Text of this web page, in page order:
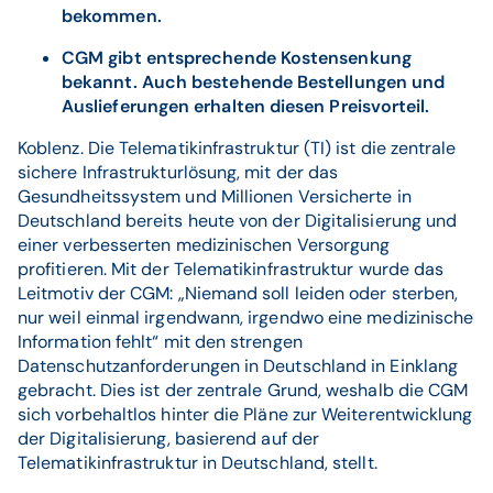
bekommen.
CGM gibt entsprechende Kostensenkung
bekannt. Auch bestehende Bestellungen und
Auslieferungen erhalten diesen Preisvorteil.
Koblenz. Die Telematikinfrastruktur (TI) ist die zentrale
sichere Infrastrukturlösung, mit der das
Gesundheitssystem und Millionen Versicherte in
Deutschland bereits heute von der Digitalisierung und
einer verbesserten medizinischen Versorgung
profitieren. Mit der Telematikinfrastruktur wurde das
Leitmotiv der CGM: „Niemand soll leiden oder sterben,
nur weil einmal irgendwann, irgendwo eine medizinische
Information fehlt“ mit den strengen
Datenschutzanforderungen in Deutschland in Einklang
gebracht. Dies ist der zentrale Grund, weshalb die CGM
sich vorbehaltlos hinter die Pläne zur Weiterentwicklung
der Digitalisierung, basierend auf der
Telematikinfrastruktur in Deutschland, stellt.